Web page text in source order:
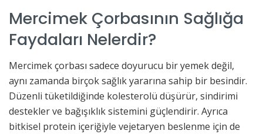
Mercimek Çorbasının Sağlığa
Faydaları Nelerdir?
Mercimek çorbası sadece doyurucu bir yemek değil,
aynı zamanda birçok sağlık yararına sahip bir besindir.
Düzenli tüketildiğinde kolesterolü düşürür, sindirimi
destekler ve bağışıklık sistemini güçlendirir. Ayrıca
bitkisel protein içeriğiyle vejetaryen beslenme için de